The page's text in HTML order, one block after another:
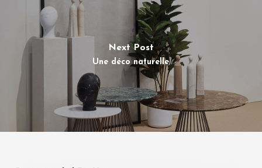
Next Post
Une déco naturelle